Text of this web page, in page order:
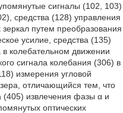
сигналы (102, 103)
средства (128) управления
путем преобразования
усилие, средства (135)
в колебательном движении
сигнала колебания (306) в
измерения угловой
отличающийся тем, что
(405) извлечения фазы α и
оптических